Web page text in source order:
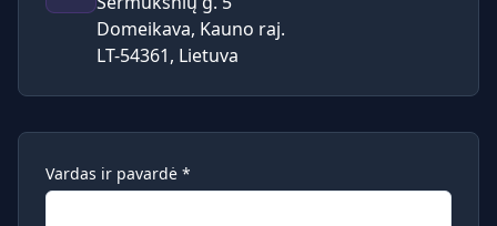
Domeikava, Kauno raj.
LT-54361, Lietuva
Vardas ir pavardė *